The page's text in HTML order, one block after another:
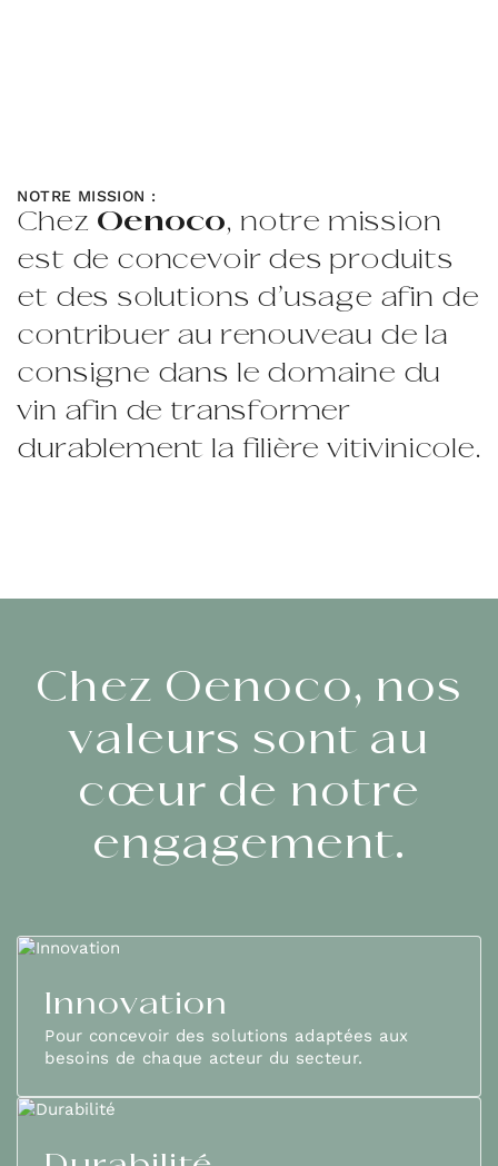
NOTRE MISSION :
Chez Oenoco, notre mission
est de concevoir des produits
et des solutions d’usage afin de
contribuer au renouveau de la
consigne dans le domaine du
vin afin de transformer
durablement la filière vitivinicole.
Chez Oenoco, nos
valeurs sont au
cœur de notre
engagement.
Innovation
Pour concevoir des solutions adaptées aux
besoins de chaque acteur du secteur.